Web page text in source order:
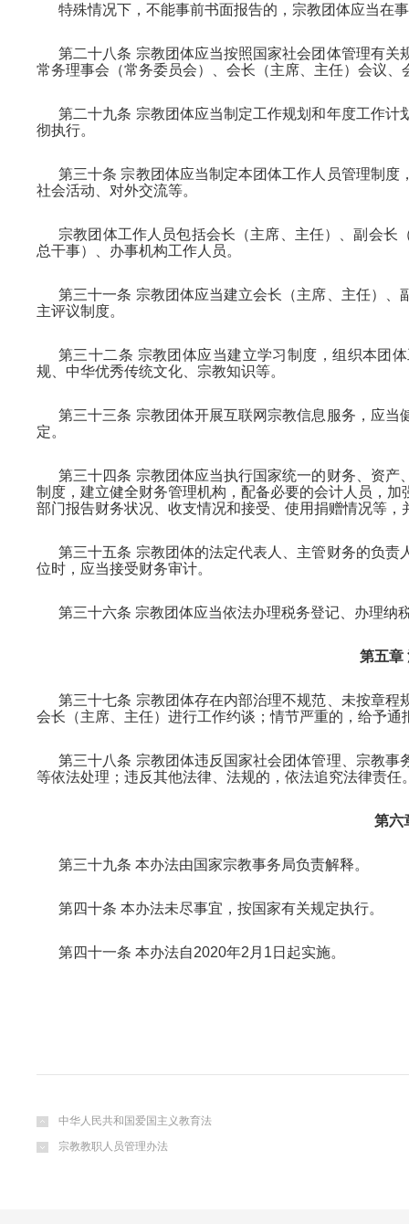
特殊情况下，不能事前书面报告的，宗教团体应当在
第二十八条 宗教团体应当按照国家社会团体管理有
常务理事会（常务委员会）、会长（主席、主任）会议
第二十九条 宗教团体应当制定工作规划和年度工作
彻执行。
第三十条 宗教团体应当制定本团体工作人员管理制
社会活动、对外交流等。
宗教团体工作人员包括会长（主席、主任）、副会
总干事）、办事机构工作人员。
第三十一条 宗教团体应当建立会长（主席、主任）
主评议制度。
第三十二条 宗教团体应当建立学习制度，组织本团
规、中华优秀传统文化、宗教知识等。
第三十三条 宗教团体开展互联网宗教信息服务，应
定。
第三十四条 宗教团体应当执行国家统一的财务、资
制度，建立健全财务管理机构，配备必要的会计人员，
部门报告财务状况、收支情况和接受、使用捐赠情况等，
第三十五条 宗教团体的法定代表人、主管财务的负
位时，应当接受财务审计。
第三十六条 宗教团体应当依法办理税务登记、办理纳
第五章
第三十七条 宗教团体存在内部治理不规范、未按章
会长（主席、主任）进行工作约谈；情节严重的，给予通
第三十八条 宗教团体违反国家社会团体管理、宗教
等依法处理；违反其他法律、法规的，依法追究法律责任
第六
第三十九条 本办法由国家宗教事务局负责解释。
第四十条 本办法未尽事宜，按国家有关规定执行。
第四十一条 本办法自2020年2月1日起实施。
中华人民共和国爱国主义教育法
宗教教职人员管理办法